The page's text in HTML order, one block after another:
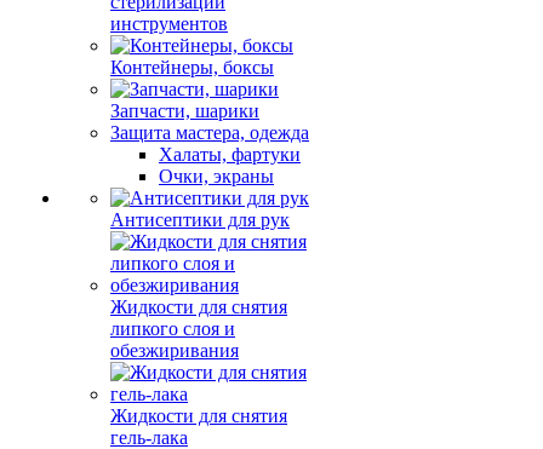
инструментов
Контейнеры, боксы
Запчасти, шарики
Защита мастера, одежда
Халаты, фартуки
Очки, экраны
Антисептики для рук
Жидкости для снятия
липкого слоя и
обезжиривания
Жидкости для снятия
гель-лака